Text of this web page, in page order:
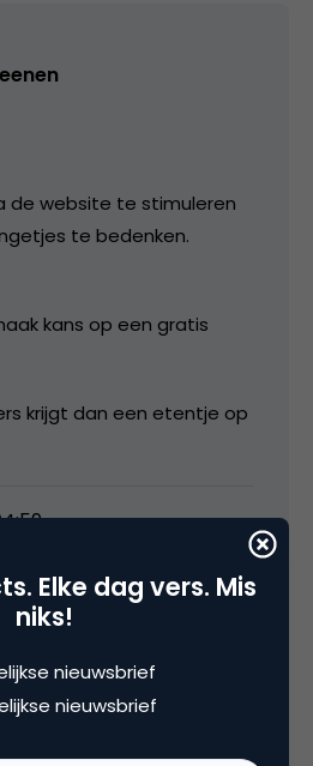
de website te stimuleren
te bedenken.
kans op een gratis
krijgt dan een etentje op
Elke dag vers. Mis
niks!
nieuwsbrief
nieuwsbrief